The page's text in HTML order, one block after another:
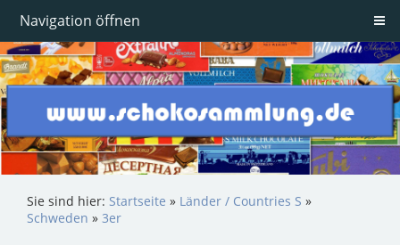
Navigation öffnen
Sie sind hier: Startseite » Länder / Countries S »
Schweden » 3er